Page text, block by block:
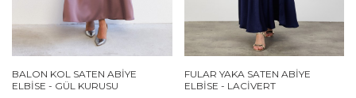
BALON KOL SATEN ABIYE
ELBISE - GÜL KURUSU
FULAR YAKA SATEN ABIYE
ELBISE - LACIVERT